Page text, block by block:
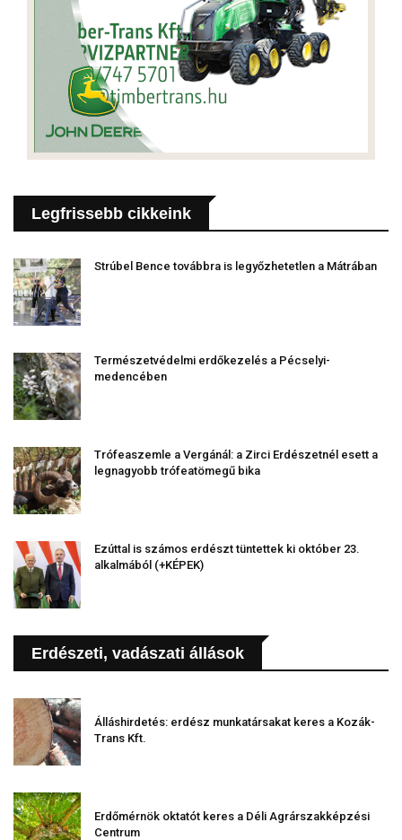
Legfrissebb cikkeink
Strúbel Bence továbbra is legyőzhetetlen a Mátrában
Természetvédelmi erdőkezelés a Pécselyi-
medencében
Trófeaszemle a Vergánál: a Zirci Erdészetnél esett a
legnagyobb trófeatömegű bika
Ezúttal is számos erdészt tüntettek ki október 23.
alkalmából (+KÉPEK)
Erdészeti, vadászati állások
Álláshirdetés: erdész munkatársakat keres a Kozák-
Trans Kft.
Erdőmérnök oktatót keres a Déli Agrárszakképzési
Centrum